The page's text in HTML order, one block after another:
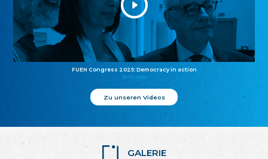
FUEN Congress 2025: Democracy in action
25.10.2025
Zu unseren Videos
GALERIE